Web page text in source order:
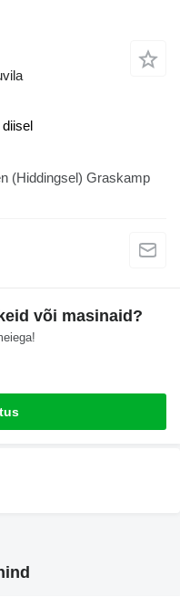
diisel
või masinaid?